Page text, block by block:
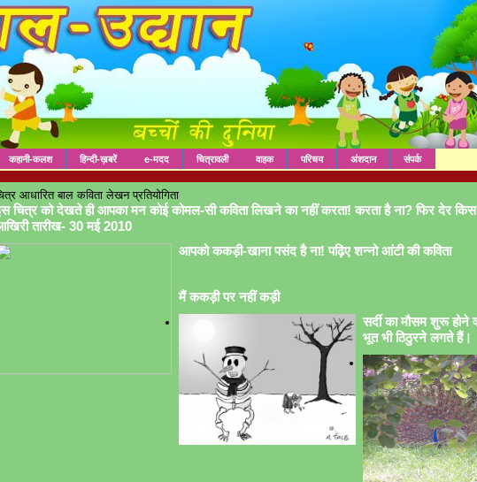
कहानी-कलश हिन्दी-ख़बरें e-मदद चित्रावली वाहक परिचय अंशदान संपर्क
आधारित बाल कविता लेखन प्रतियोगिता
चित्र को देखते ही आपका मन कोई कोमल-सी कविता लिखने का नहीं करता! करता है ना? फिर देर किस
तारीख- 30 मई 2010
आपको ककड़ी-खाना पसंद है ना! पढ़िए शन्नो आंटी की कविता
मैं ककड़ी पर नहीं कड़ी
सर्दी का मौसम शुरू होने
भूत भी ठिठुरने लगते हैं।